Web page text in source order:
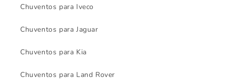
Chuventos para Iveco
Chuventos para Jaguar
Chuventos para Kia
Chuventos para Land Rover